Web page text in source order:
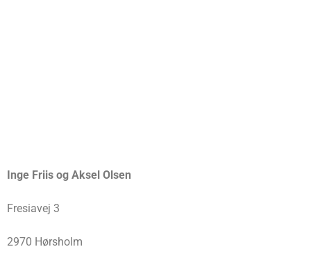
Inge Friis og Aksel Olsen
Fresiavej 3
2970 Hørsholm